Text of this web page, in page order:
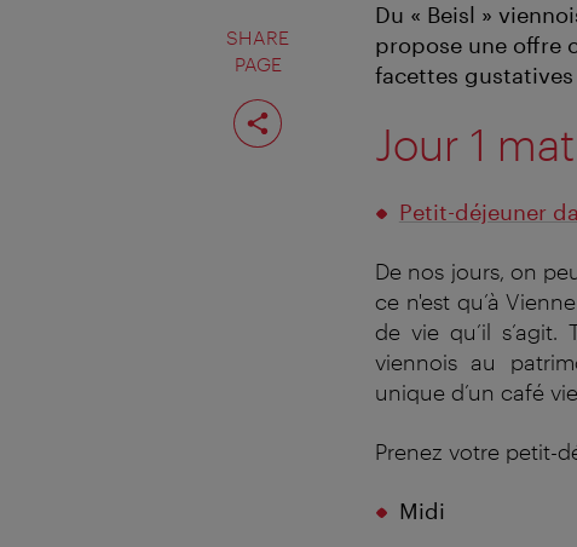
SHARE
PAGE
Share
page
Du « Beisl »
propose une offre
facettes
Jour 1
Petit-déjeuner
De nos jours, on
ce n'est qu’à
de vie qu’il s’agit.
viennois au
unique d’un café
Prenez votre petit-
Midi